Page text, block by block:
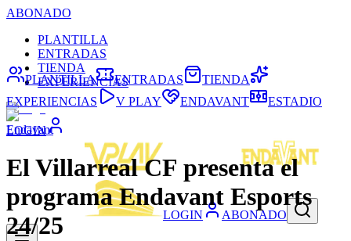
ABONADO
PLANTILLA
ENTRADAS
TIENDA
EXPERIENCIAS
LOGIN
LOGIN ABONADO
PLANTILLA ENTRADAS
TIENDA
EXPERIENCIAS
V PLAY ENDAVANT ESTADIO
Endavant
El Villarreal CF presenta el
programa Endavant Esports
24/25